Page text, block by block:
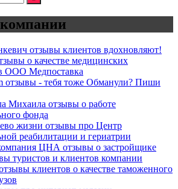
отзывы клиентов вдохновляют!
о качестве медицинских
ООО Медпоставка
отзывы - тебя тоже Обманули? Пиши
Михаила отзывы о работе
фонда
жизни отзывы про Центр
реабилитации и гериатрии
ЦНА отзывы о застройщике
туристов и клиентов компании
клиентов о качестве таможенного